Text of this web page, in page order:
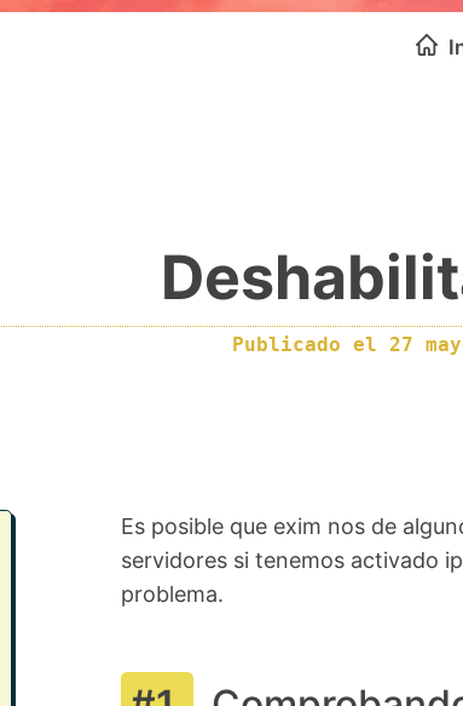
Publicado el 27
Es posible que exim nos de
servidores si tenemos activado
problema.